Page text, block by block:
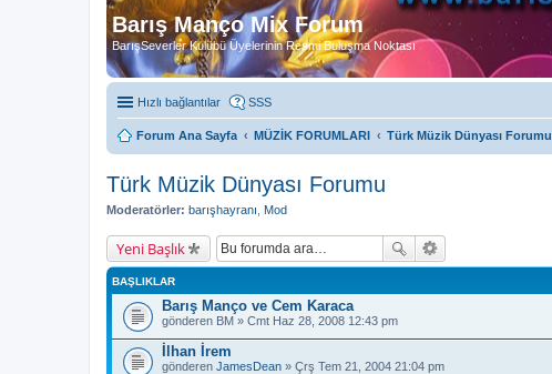
Barış Manço Mix Forum
BarışSeverler Kulübü Üyelerinin Resmi Buluşma Noktası
Hızlı bağlantılar SSS
Forum Ana Sayfa MÜZİK FORUMLARI Türk Müzik Dünyası Forumu
Türk Müzik Dünyası Forumu
Moderatörler: barışhayranı Mod
Yeni Başlık
BAŞLIKLAR
Barış Manço ve Cem Karaca
gönderen BM » Cmt Haz 28, 2008 12:43 pm
İlhan İrem
gönderen JamesDean » Çrş Tem 21, 2004 21:04 pm